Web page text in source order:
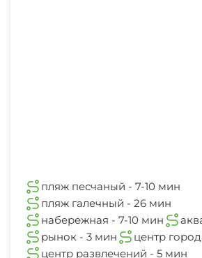
пляж песчаный - 7-10 мин
пляж галечный - 26 мин
набережная - 7-10 мин
рынок - 3 мин
центр
центр развлечений - 5 мин